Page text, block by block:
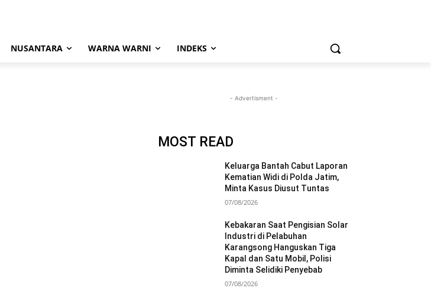
NUSANTARA WARNA WARNI INDEKS
- Advertisment -
MOST READ
Keluarga Bantah Cabut Laporan
Kematian Widi di Polda Jatim,
Minta Kasus Diusut Tuntas
07/08/2026
Kebakaran Saat Pengisian Solar
Industri di Pelabuhan
Karangsong Hanguskan Tiga
Kapal dan Satu Mobil, Polisi
Diminta Selidiki Penyebab
07/08/2026